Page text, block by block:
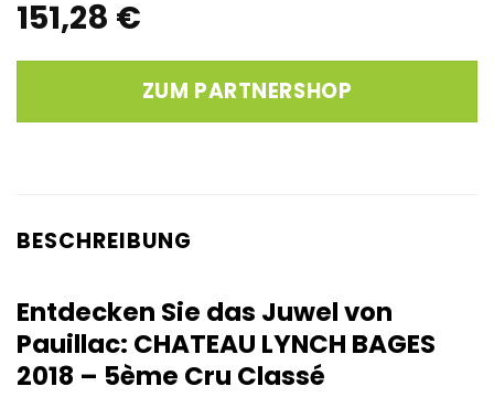
151,28 €
ZUM PARTNERSHOP
BESCHREIBUNG
Entdecken Sie das Juwel von
Pauillac: CHATEAU LYNCH BAGES
2018 – 5ème Cru Classé